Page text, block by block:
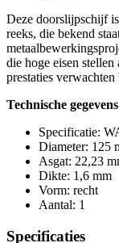
Deze doorslijpschijf
reeks, die bekend
die hoge eisen stellen
prestaties
Technische gegevens
Specificatie:
Diameter: 125
Asgat: 22,23
Dikte: 1,6 mm
Vorm: recht
Aantal: 1
Specificaties